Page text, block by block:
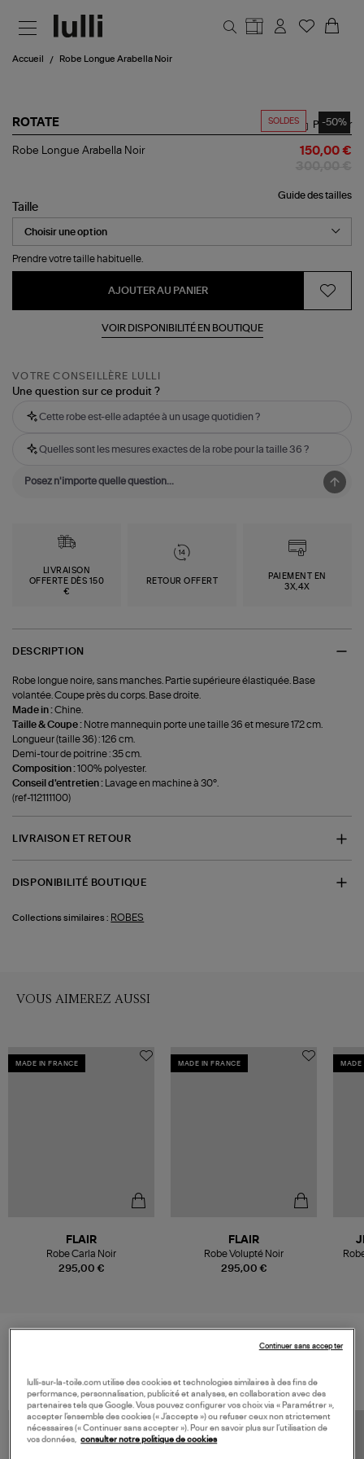
Accueil Robe Longue Arabella Noir
SOLDES -50%
ROTATE
Robe
Partager
Robe Longue Arabella Noir 150,00 €
Guide des tailles
Taille
Prendre votre taille habituelle.
AJOUTER AU PANIER
VOIR DISPONIBILITÉ EN BOUTIQUE
VOTRE CONSEILLÈRE LULLI
Une question sur ce produit ?
Cette robe est-elle adaptée à un usage quotidien ?
Quelles sont les mesures exactes de la robe pour la taille 36 ?
LIVRAISON
OFFERTE DÈS 150
€
RETOUR OFFERT
PAIEMENT EN
3X,4X
DESCRIPTION
Robe longue noire, sans manches. Partie supérieure élastiquée. Base
volantée. Coupe près du corps. Base droite.
Made in :Chine.
Taille & Coupe : Notre mannequin porte une taille 36 et mesure 172 cm.
Longueur (taille 36) : 126 cm.
Demi-tour de poitrine : 35 cm.
Composition :100% polyester.
Conseil d'entretien : Lavage en machine à 30°.
(ref-112111100)
LIVRAISON ET RETOUR
DISPONIBILITÉ BOUTIQUE
Collections similaires : ROBES
VOUS AIMEREZ AUSSI
MADE IN FRANCE
295,00 €
FLAIR
Robe Carla Noir
MADE IN FRANCE
295,00 €
FLAIR
Robe Volupté Noir
MADE
lulli-sur-la-toile.com utilise des cookies et technologies similaires à des fins de
performance, personnalisation, publicité et analyses, en collaboration avec des
partenaires tels que Google. Vous pouvez configurer vos choix via « Paramétrer »,
accepter l’ensemble des cookies (« J’accepte ») ou refuser ceux non strictement
nécessaires (« Continuer sans accepter »). Pour en savoir plus sur l’utilisation de
vos données, consulter notre politique de cookies
Continuer sans accepter